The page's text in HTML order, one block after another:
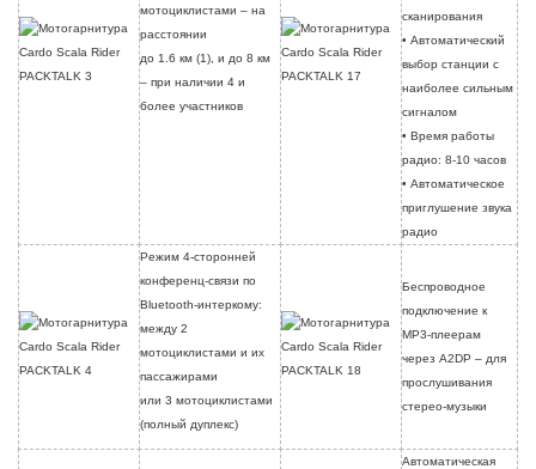
мотоциклистами – на
расстоянии
до 1.6 км (1), и до 8 км
– при наличии 4 и
более участников
сканирования
• Автоматический
выбор станции с
наиболее сильным
сигналом
• Время работы
радио: 8-10 часов
• Автоматическое
приглушение звука
радио
Режим 4-сторонней
конференц-связи по
Bluetooth-интеркому:
между 2
мотоциклистами и их
пассажирами
или 3 мотоциклистами
(полный дуплекс)
Беспроводное
подключение к
MP3-плеерам
через A2DP – для
прослушивания
стерео-музыки
Автоматическая